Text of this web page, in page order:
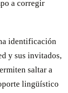
a corregir
identificación
y sus invitados,
saltar a
lingüístico